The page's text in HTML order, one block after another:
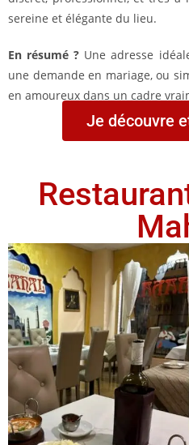
sereine et élégante du lieu.
En résumé ? Une adresse
une demande en mariage, ou
en amoureux dans un cadre
Je découvre